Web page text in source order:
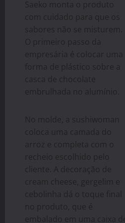
Saeko monta o produto
com cuidado para que os
sabores não se misturem.
O primeiro passo da
empresária é colocar uma
forma de plástico sobre a
casca de chocolate
embrulhada no alumínio.
No molde, a sushiwoman
coloca uma camada do
arroz e completa com o
recheio escolhido pelo
cliente. A decoração de
cream cheese, gergelim e
cebolinha dá o toque final
no produto, que é
embalado em uma caixa